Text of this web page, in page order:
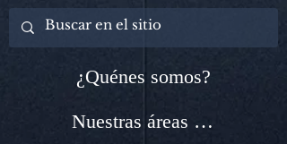
¿Quénes somos?
Nuestras áreas de servicio